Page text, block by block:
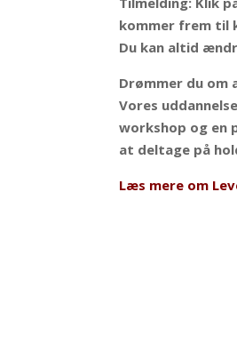
kommer frem til
Du kan altid
Drømmer du om
Vores
workshop og en
at deltage på
Læs mere om